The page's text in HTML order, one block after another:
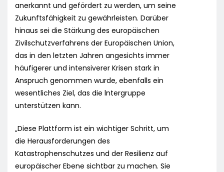
anerkannt und gefördert zu werden, um seine
Zukunftsfähigkeit zu gewährleisten. Darüber
hinaus sei die Stärkung des europäischen
Zivilschutzverfahrens der Europäischen Union,
das in den letzten Jahren angesichts immer
häufigerer und intensiverer Krisen stark in
Anspruch genommen wurde, ebenfalls ein
wesentliches Ziel, das die lntergruppe
unterstützen kann.
„Diese Plattform ist ein wichtiger Schritt, um
die Herausforderungen des
Katastrophenschutzes und der Resilienz auf
europäischer Ebene sichtbar zu machen. Sie